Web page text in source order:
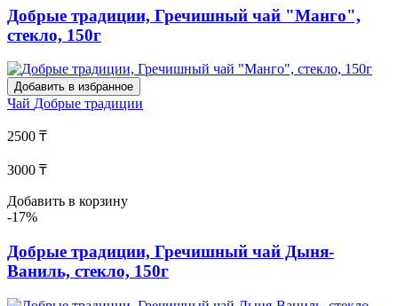
Добрые традиции, Гречишный чай "Манго",
стекло, 150г
Добавить в избранное
Чай Добрые традиции
2500 ₸
3000 ₸
Добавить в корзину
-17%
Добрые традиции, Гречишный чай Дыня-
Ваниль, стекло, 150г